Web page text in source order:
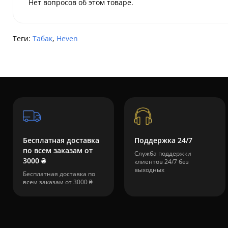
Нет вопросов об этом товаре.
Теги: Табак, Heven
Бесплатная доставка
по всем заказам от
3000 ₴
Бесплатная доставка по
всем заказам от 3000 ₴
Поддержка 24/7
Служба поддержки
клиентов 24/7 без
выходных